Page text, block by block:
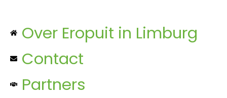
Over Eropuit in Limburg
Contact
Partners